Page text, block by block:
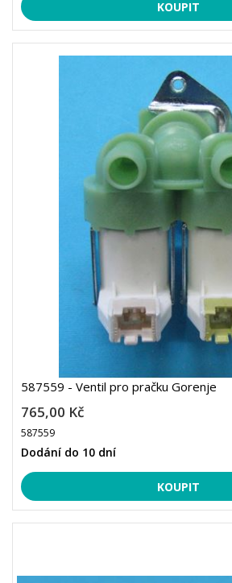
587559 - Ventil pro pračku Gorenje
765,00 Kč
587559
Dodání do 10 dní